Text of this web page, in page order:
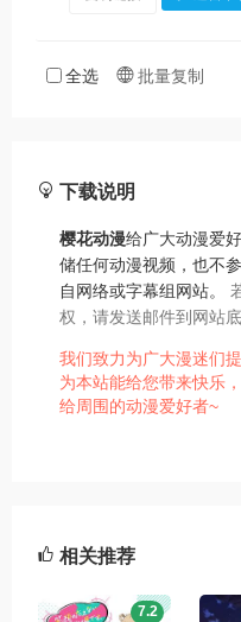
全选 批量复制
下载说明
樱花动漫给广大动漫爱
储任何动漫视频，也不
自网络或字幕组网站。
权，请发送邮件到网站
我们致力为广大漫迷们
为本站能给您带来快乐
给周围的动漫爱好者~
相关推荐
7.2